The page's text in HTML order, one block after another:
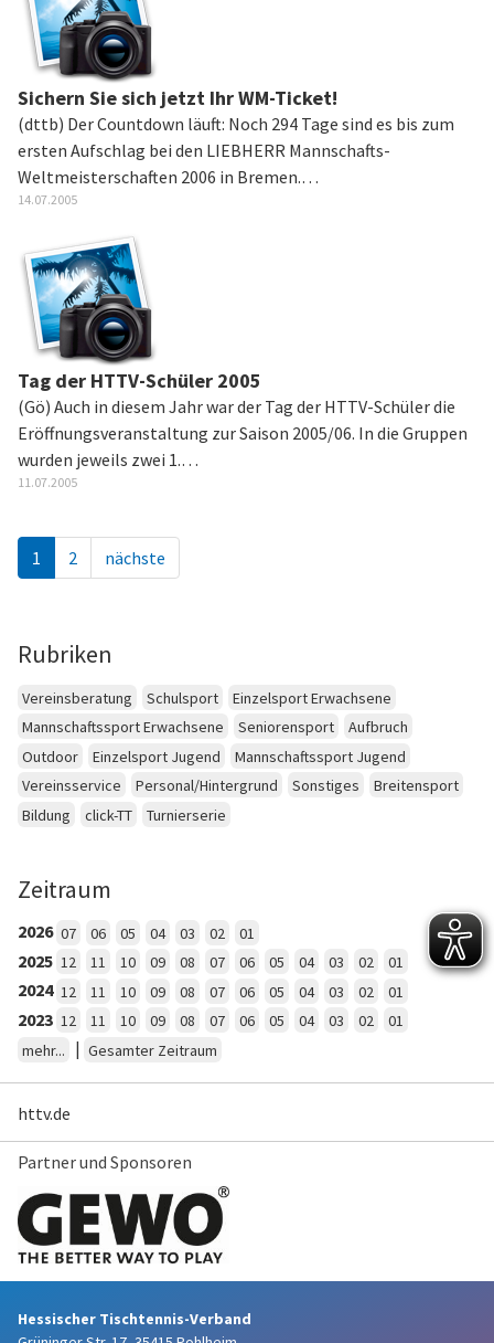
Sichern Sie sich jetzt Ihr WM-Ticket!
(dttb) Der Countdown läuft: Noch 294 Tage sind es bis zum
ersten Aufschlag bei den LIEBHERR Mannschafts-
Weltmeisterschaften 2006 in Bremen.…
14.07.2005
Tag der HTTV-Schüler 2005
(Gö) Auch in diesem Jahr war der Tag der HTTV-Schüler die
Eröffnungsveranstaltung zur Saison 2005/06. In die Gruppen
wurden jeweils zwei 1.…
11.07.2005
1 2 nächste
Rubriken
Vereinsberatung Schulsport
Einzelsport Erwachsene
Mannschaftssport Erwachsene
Seniorensport
Aufbruch
Outdoor
Einzelsport Jugend
Mannschaftssport Jugend
Vereinsservice
Personal/Hintergrund Sonstiges
Breitensport
Bildung
click-TT Turnierserie
Zeitraum
2026 07 06 05 04 03 02 01
2025 12 11 10 09 08 07 06 05 04 03 02 01
2024 12 11 10 09 08 07 06 05 04 03 02 01
2023 12 11 10 09 08 07 06 05 04 03 02
01
mehr...
| Gesamter Zeitraum
httv.de
Partner und Sponsoren
Hessischer Tischtennis-Verband